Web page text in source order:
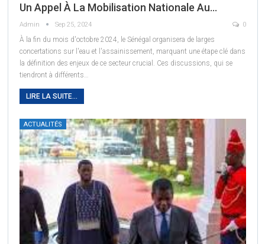
Un Appel À La Mobilisation Nationale Au…
Admin Sep 25, 2024 0
À la fin du mois d'octobre 2024, le Sénégal organisera de larges
concertations sur l'eau et l'assainissement, marquant une étape clé dans
la définition des enjeux de ce secteur crucial. Ces discussions, qui se
tiendront à différents
LIRE LA SUITE...
ACTUALITÉS